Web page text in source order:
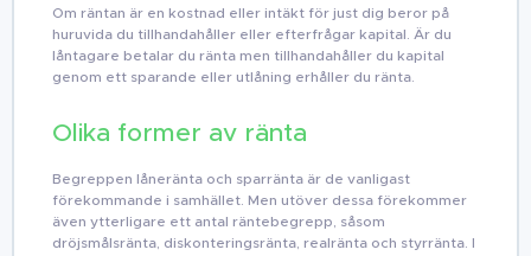
Om räntan är en kostnad eller intäkt för just dig beror på
huruvida du tillhandahåller eller efterfrågar kapital. Är du
låntagare betalar du ränta men tillhandahåller du kapital
genom ett sparande eller utlåning erhåller du ränta.
Olika former av ränta
Begreppen låneränta och sparränta är de vanligast
förekommande i samhället. Men utöver dessa förekommer
även ytterligare ett antal räntebegrepp, såsom
dröjsmålsränta, diskonteringsränta, realränta och styrränta. I